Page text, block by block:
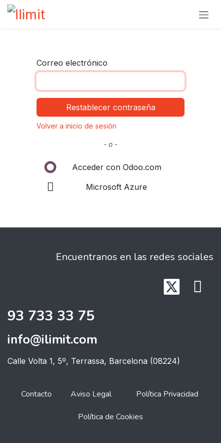
Ir al contenido
Correo electrónico
Restablecer contraseña
Volver a inicio de sesión
- o -
Acceder con Odoo.com
Microsoft Azure
93 733 33 75
info@ilimit.com
Calle Volta 1, 5º, Terrassa, Barcelona (08224)
Encuentranos en las redes sociales
Contacto Aviso Legal Política Privacidad
Política de Cookies